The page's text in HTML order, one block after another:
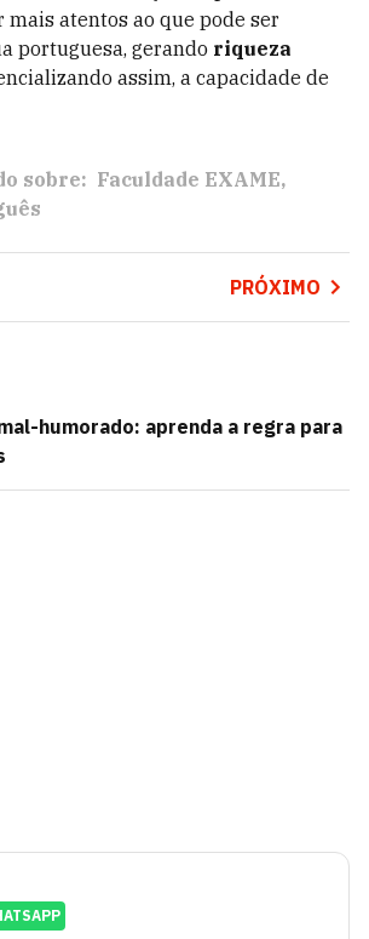
mais atentos ao que pode ser
portuguesa, gerando riqueza
assim, a capacidade de
sobre: Faculdade EXAME
PRÓXIMO
humorado: aprenda a regra para